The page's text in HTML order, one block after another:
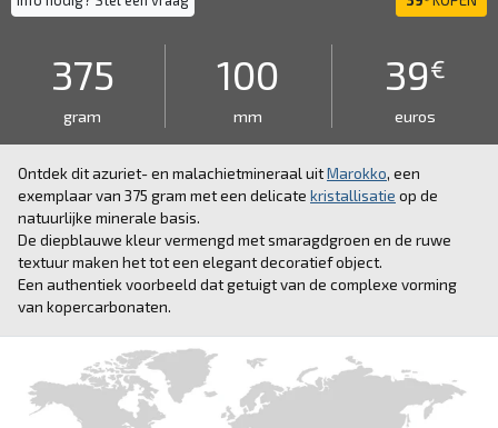
375
gram
100
mm
39€
euros
Ontdek dit azuriet- en malachietmineraal uitMarokko, een
exemplaar van 375 gram met een delicate kristallisatie op de
natuurlijke minerale basis.
De diepblauwe kleur vermengd met smaragdgroen en de ruwe
textuur maken het tot een elegant decoratief object.
Een authentiek voorbeeld dat getuigt van de complexe vorming
van kopercarbonaten.